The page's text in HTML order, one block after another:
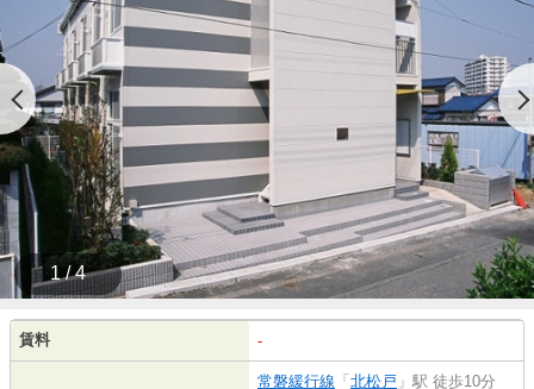
1 / 4
賃料 -
常磐緩行線 「 北松戸 」駅 徒歩10分